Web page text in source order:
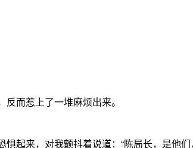
而惹上了一堆麻烦出来。
来，对我颤抖着说道：“陈局长，是他们